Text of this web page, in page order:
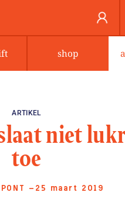
shop
ARTIKEL
niet
toe
—25 maart 2019